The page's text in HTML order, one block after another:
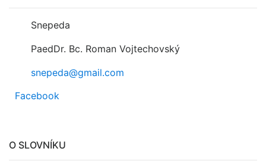
Snepeda
PaedDr. Bc. Roman Vojtechovský
snepeda@gmail.com
Facebook
O SLOVNÍKU